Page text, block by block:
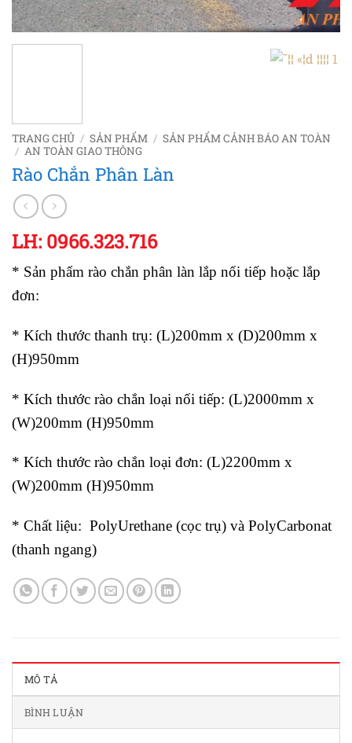
TRANG CHỦ / SẢN PHẨM / SẢN PHẨM CẢNH BÁO AN TOÀN
/ AN TOÀN GIAO THÔNG
Rào Chắn Phân Làn
LH: 0966.323.716
* Sản phẩm rào chắn phân làn lắp nối tiếp hoặc lắp
đơn:
* Kích thước thanh trụ: (L)200mm x (D)200mm x
(H)950mm
* Kích thước rào chắn loại nối tiếp: (L)2000mm x
(W)200mm (H)950mm
* Kích thước rào chắn loại đơn: (L)2200mm x
(W)200mm (H)950mm
* Chất liệu: PolyUrethane (cọc trụ) và PolyCarbonat
(thanh ngang)
MÔ TẢ
BÌNH LUẬN